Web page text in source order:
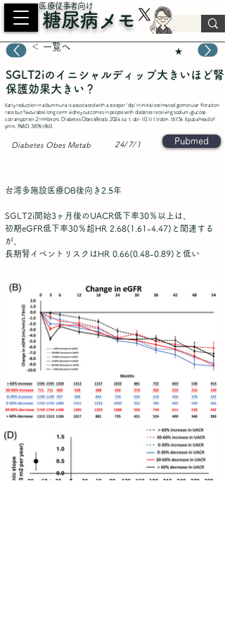
​医療従事者向け
糖尿病メモ
＜ 一覧へ ★
SGLT2iのイニシャルディップ大きいほど腎
保護効果大きい？
Early reduction in albuminuria is associated with a steeper 'dip' in initial estimated glomerular filtration
rate but favourable long-term kidney outcomes in people with diabetes receiving sodium-glucose
cotransporter-2 inhibitors. Diabetes Obes Metab. 2024 Jul 1. doi: 10.1111/dom.15734. Epub ahead of
print. PMID:38951860
24/7/1
Diabetes Obes Metab Pubmed
台湾多施設医療DB後向き2.5年
SGLT2i開始3ヶ月後のUACR低下率30％以上は、
初期eGFR低下率30％超HR 2.68(1.61-4.47) と関連する
が、
長期腎イベントリスクはHR 0.66(0.48-0.89) と低い